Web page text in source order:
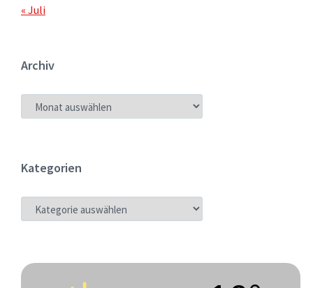
« Juli
Archiv
ARCHIV
Kategorien
KATEGORIEN